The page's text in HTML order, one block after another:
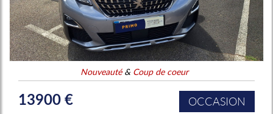
Nouveauté& Coup de coeur
13900 € OCCASION